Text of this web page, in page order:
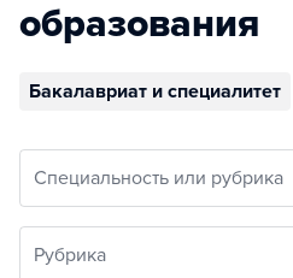
образования
Бакалавриат и специалитет
Специальность или рубрика
Рубрика